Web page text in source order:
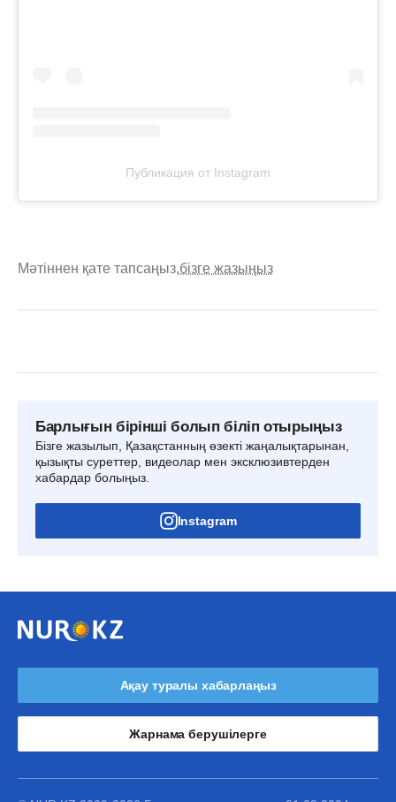
Публикация от Instagram
Мәтіннен қате тапсаңыз,бізге жазыңыз
Барлығын бірінші болып біліп отырыңыз
Бізге жазылып, Қазақстанның өзекті жаңалықтарынан,
қызықты суреттер, видеолар мен эксклюзивтерден
хабардар болыңыз.
Instagram
Ақау туралы хабарлаңыз
Жарнама берушілерге